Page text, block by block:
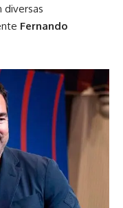
diversas
Fernando